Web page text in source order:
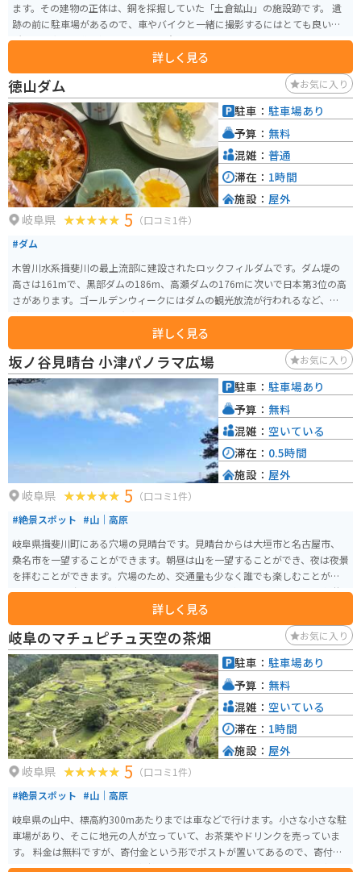
ます。その建物の正体は、銅を採掘していた「土倉鉱山」の施設跡です。 遺
跡の前に駐車場があるので、車やバイクと一緒に撮影するにはとても良い場
所です。直前の道は細いので、ご注意ください。
詳しく見る
徳山ダム お気に入り
岐阜県 5 （口コミ1件）
#ダム
木曽川水系揖斐川の最上流部に建設されたロックフィルダムです。ダム堤の
高さは161mで、黒部ダムの186m、高瀬ダムの176mに次いで日本第3位の高
さがあります。ゴールデンウィークにはダムの観光放流が行われるなど、観光
客向のイベントや施設も充実しています。
詳しく見る
駐車： 駐車場あり
予算： 無料
混雑： 普通
滞在： 1時間
施設： 屋外
坂ノ谷見晴台 小津パノラマ広場 お気に入り
岐阜県 5 （口コミ1件）
#絶景スポット #山｜高原
岐阜県揖斐川町にある穴場の見晴台です。見晴台からは大垣市と名古屋市、
桑名市を一望することができます。朝昼は山を一望することができ、夜は夜景
を拝むことができます。穴場のため、交通量も少なく誰でも楽しむことがで
きます。 見晴台までは車またはバイクで行くことができます。幅の狭い舗装
された道路を3km登っていきます。ところどころ落ち葉や落石があるため注
意が必要です。道幅は狭いですが、すれ違う車はめったにいないため、ゆっ
くり登っていくことができます。約20分で到着します。駐車場が砂利になっ
ており、普通車2台分くらいのスペースがあります。斜度が大きいため帰りは
注意して下ってください。
詳しく見る
駐車： 駐車場あり
予算： 無料
混雑： 空いている
滞在： 0.5時間
施設： 屋外
岐阜のマチュピチュ天空の茶畑 お気に入り
岐阜県 5 （口コミ1件）
#絶景スポット #山｜高原
岐阜県の山中、標高約300mあたりまでは車などで行けます。小さな小さな駐
車場があり、そこに地元の人が立っていて、お茶葉やドリンクを売っていま
す。 料金は無料ですが、寄付金という形でポストが置いてあるので、寄付を
されたい場合はそこはお金を気持ちばかり入れると良いです。そこから車
駐車： 駐車場あり
予算： 無料
混雑： 空いている
滞在： 1時間
施設： 屋外